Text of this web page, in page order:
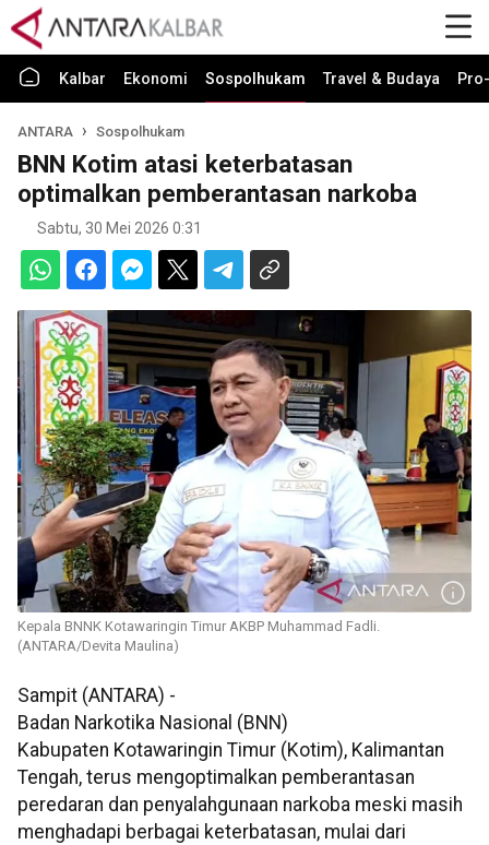
Kalbar Ekonomi Sospolhukam Travel & Budaya
ANTARA Sospolhukam
BNN Kotim atasi keterbatasan
optimalkan pemberantasan narkoba
Sabtu, 30 Mei 2026 0:31
Kepala BNNK Kotawaringin Timur AKBP Muhammad Fadli.
(ANTARA/Devita Maulina)
Sampit (ANTARA) -
Badan Narkotika Nasional (BNN)
Kabupaten Kotawaringin Timur (Kotim), Kalimantan
Tengah, terus mengoptimalkan pemberantasan
peredaran dan penyalahgunaan narkoba meski masih
menghadapi berbagai keterbatasan, mulai dari